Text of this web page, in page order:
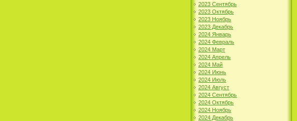
2023 Сентябрь
2023 Октябрь
2023 Ноябрь
2023 Декабрь
2024 Январь
2024 Февраль
2024 Март
2024 Апрель
2024 Май
2024 Июнь
2024 Июль
2024 Август
2024 Сентябрь
2024 Октябрь
2024 Ноябрь
2024 Декабрь